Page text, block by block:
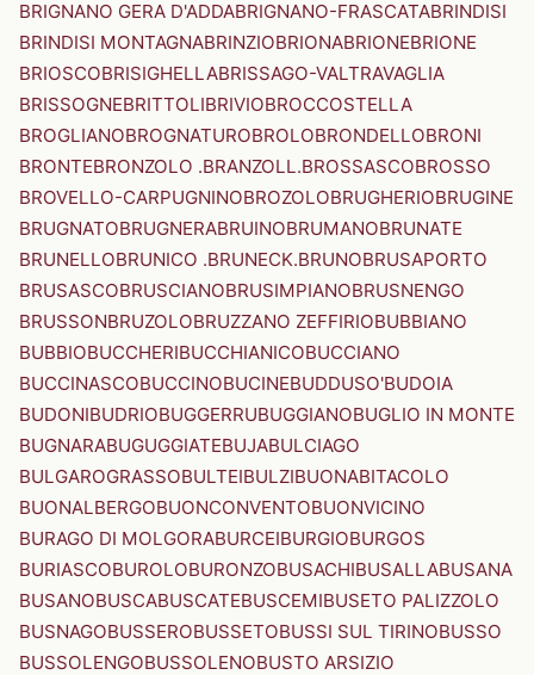
BRIGNANO GERA D'ADDABRIGNANO-FRASCATABRINDISI
BRINDISI MONTAGNABRINZIOBRIONABRIONEBRIONE
BRIOSCOBRISIGHELLABRISSAGO-VALTRAVAGLIA
BRISSOGNEBRITTOLIBRIVIOBROCCOSTELLA
BROGLIANOBROGNATUROBROLOBRONDELLOBRONI
BRONTEBRONZOLO .BRANZOLL.BROSSASCOBROSSO
BROVELLO-CARPUGNINOBROZOLOBRUGHERIOBRUGINE
BRUGNATOBRUGNERABRUINOBRUMANOBRUNATE
BRUNELLOBRUNICO .BRUNECK.BRUNOBRUSAPORTO
BRUSASCOBRUSCIANOBRUSIMPIANOBRUSNENGO
BRUSSONBRUZOLOBRUZZANO ZEFFIRIOBUBBIANO
BUBBIOBUCCHERIBUCCHIANICOBUCCIANO
BUCCINASCOBUCCINOBUCINEBUDDUSO'BUDOIA
BUDONIBUDRIOBUGGERRUBUGGIANOBUGLIO IN MONTE
BUGNARABUGUGGIATEBUJABULCIAGO
BULGAROGRASSOBULTEIBULZIBUONABITACOLO
BUONALBERGOBUONCONVENTOBUONVICINO
BURAGO DI MOLGORABURCEIBURGIOBURGOS
BURIASCOBUROLOBURONZOBUSACHIBUSALLABUSANA
BUSANOBUSCABUSCATEBUSCEMIBUSETO PALIZZOLO
BUSNAGOBUSSEROBUSSETOBUSSI SUL TIRINOBUSSO
BUSSOLENGOBUSSOLENOBUSTO ARSIZIO